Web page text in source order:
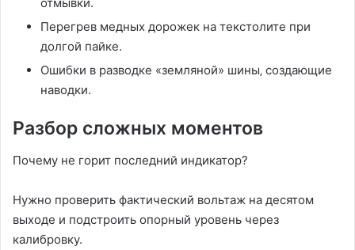
Перегрев медных дорожек на текстолите при
долгой пайке.
Ошибки в разводке «земляной» шины‚ создающие
наводки.
Разбор сложных моментов
Почему не горит последний индикатор?
Нужно проверить фактический вольтаж на десятом
выходе и подстроить опорный уровень через
калибровку.